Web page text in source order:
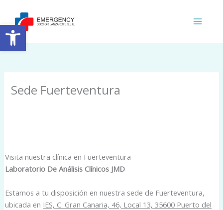
Abrir barra de herramientas
contenido
Sede Fuerteventura
Visita nuestra clínica en Fuerteventura
Laboratorio De Análisis Clínicos JMD
Estamos a tu disposición en nuestra sede de Fuerteventura,
ubicada en IES, C. Gran Canaria, 46, Local 13, 35600 Puerto del